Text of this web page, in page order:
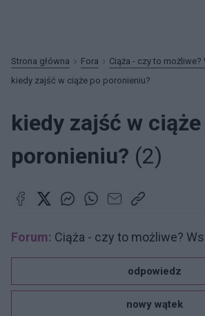
Strona główna Fora
Ciąża - czy to możliwe?
kiedy zajść w ciąże po poronieniu?
kiedy zajść w
poronieniu? (2)
Forum: Ciąża - czy to możliwe?
odpowiedz
nowy wątek